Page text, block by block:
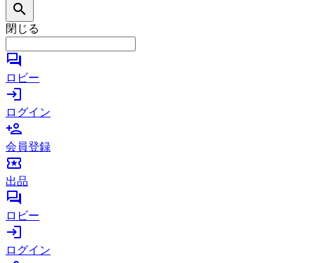
search
閉じる
forum
ロビー
login
ログイン
person_add
会員登録
local_activity
出品
forum
ロビー
login
ログイン